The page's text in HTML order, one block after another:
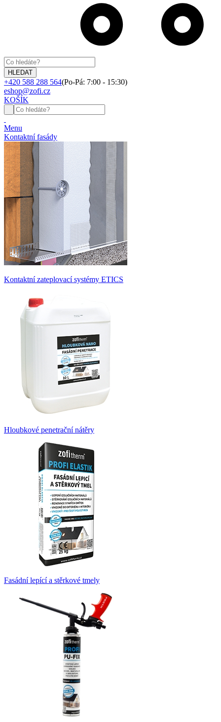
+420 588 288 564(Po-Pá: 7:00 - 15:30)
eshop@zofi.cz
KOŠÍK
Menu
Kontaktní fasády
Kontaktní zateplovací systémy ETICS
Hloubkové penetrační nátěry
Fasádní lepící a stěrkové tmely